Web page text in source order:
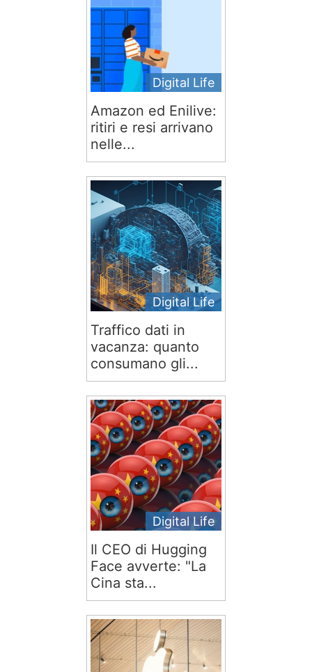
Digital Life
Amazon ed Enilive:
ritiri e resi arrivano
nelle...
Digital Life
Traffico dati in
vacanza: quanto
consumano gli...
Digital Life
Il CEO di Hugging
Face avverte: "La
Cina sta...